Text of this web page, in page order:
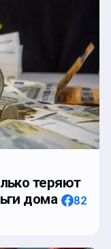
теряют
дома
82